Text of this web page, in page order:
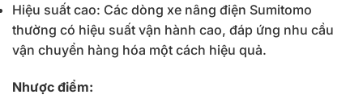
Hiệu suất cao: Các dòng xe nâng điện Sumitomo
thường có hiệu suất vận hành cao, đáp ứng nhu cầu
vận chuyển hàng hóa một cách hiệu quả.
Nhược điểm: